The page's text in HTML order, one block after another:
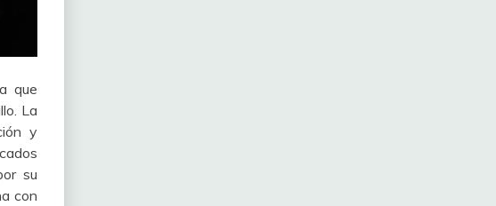
que
La
y
su
con